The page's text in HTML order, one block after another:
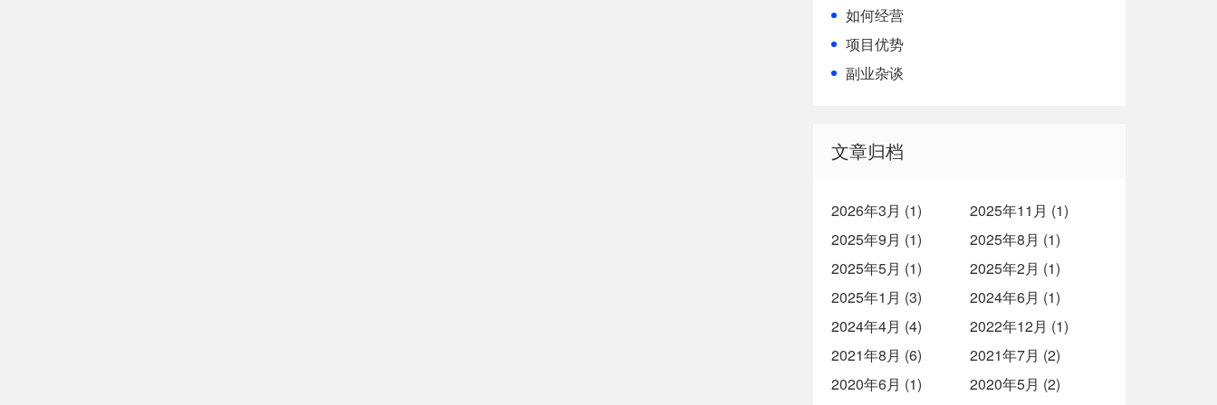
如何经营
项目优势
副业杂谈
文章归档
2026年3月 (1)
2025年11月 (1)
2025年9月 (1)
2025年8月 (1)
2025年5月 (1)
2025年2月 (1)
2025年1月 (3)
2024年6月 (1)
2024年4月 (4)
2022年12月 (1)
2021年8月 (6)
2021年7月 (2)
2020年6月 (1)
2020年5月 (2)